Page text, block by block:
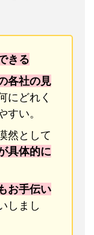
きる
各社の見
にどれく
すい。
然として
具体的に
お手伝い
しまし